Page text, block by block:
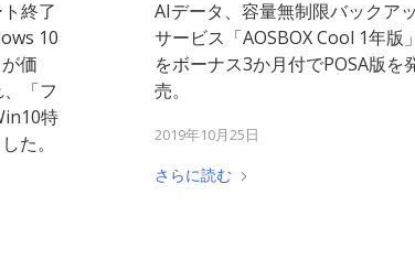
終了
10
価
「フ
特
た。
AIデータ、容量無制限バックア
サービス「AOSBOX Cool 1年版」
をボーナス3か月付でPOSA版を
売。
2019年10月25日
さらに読む